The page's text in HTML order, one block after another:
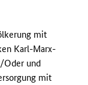
mit
Karl-Marx-
Oder und
mit